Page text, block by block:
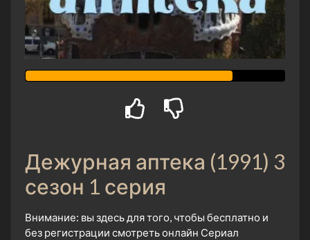
Дежурная аптека (1991) 3
сезон 1 серия
Внимание: вы здесь для того, чтобы бесплатно и
без регистрации смотреть онлайн Сериал